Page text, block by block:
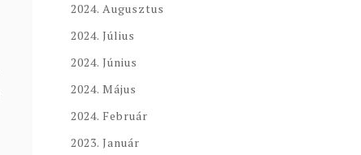
2024. Augusztus
2024. Július
2024. Június
2024. Május
2024. Február
2023. Január